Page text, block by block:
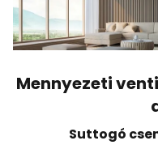
Mennyezeti
Suttogó